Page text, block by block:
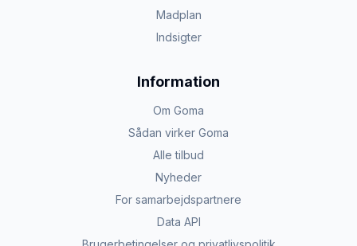
Madplan
Indsigter
Information
Om Goma
Sådan virker Goma
Alle tilbud
Nyheder
For samarbejdspartnere
Data API